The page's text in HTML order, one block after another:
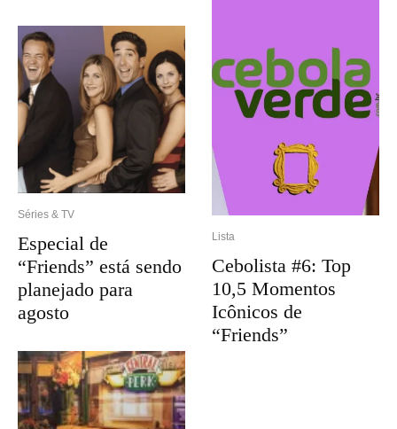
Séries & TV
Especial de
“Friends” está sendo
planejado para
agosto
Lista
Cebolista #6: Top
10,5 Momentos
Icônicos de
“Friends”